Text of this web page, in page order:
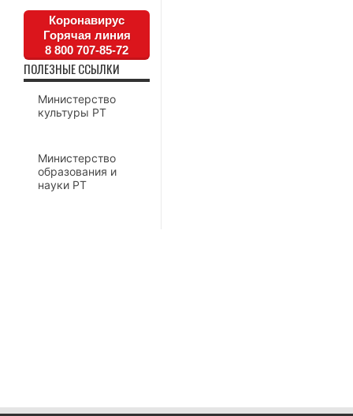
Коронавирус
Горячая линия
8 800 707-85-72
ПОЛЕЗНЫЕ ССЫЛКИ
Министерство
культуры РТ
Министерство
образования и
науки РТ